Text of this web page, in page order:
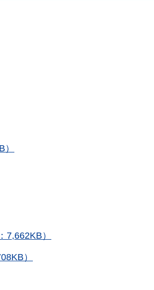
）
）